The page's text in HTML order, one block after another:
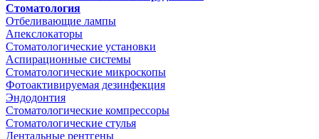
Стоматология
Отбеливающие лампы
Апекслокаторы
Стоматологические установки
Аспирационные системы
Стоматологические микроскопы
Фотоактивируемая дезинфекция
Эндодонтия
Стоматологические компрессоры
Стоматологические стулья
Дентальные рентгены